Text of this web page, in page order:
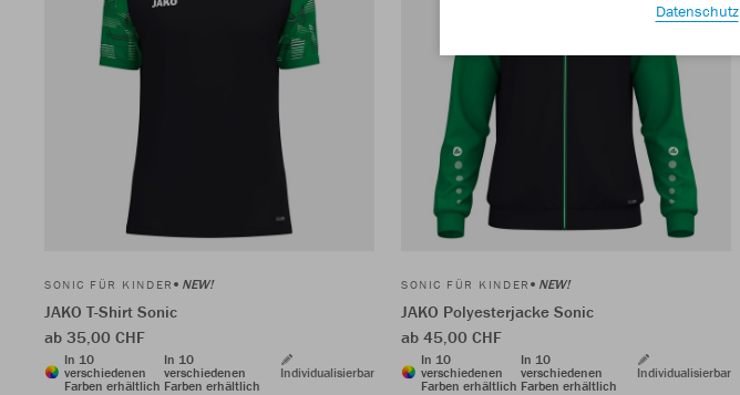
SONIC FÜR KINDER NEW!
JAKO T-Shirt Sonic
ab 35,00 CHF
In 10
verschiedenen
Farben erhältlich
In 10
verschiedenen
Farben erhältlich
Individualisierbar
SONIC FÜR KINDER NEW!
JAKO Polyesterjacke Sonic
ab 45,00 CHF
In 10
verschiedenen
Farben erhältlich
In 10
verschiedenen
Farben erhältlich
Individualisierbar
Datenschutz